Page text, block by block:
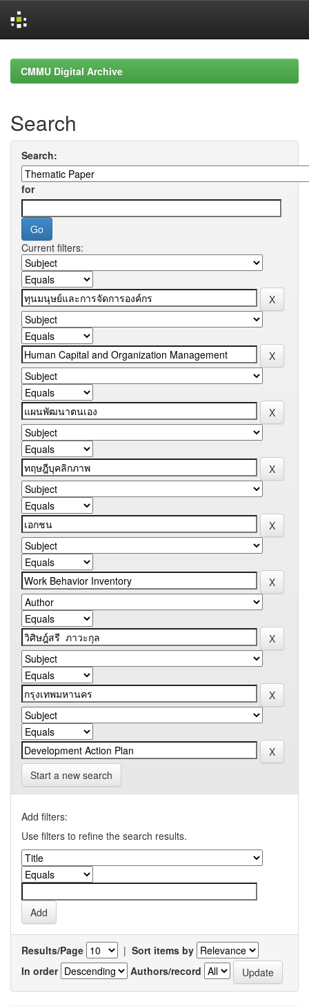
navigationCMMU Digital Archive
Search
Search:
for
Current filters:
Start a new search
Add filters:
Use filters to refine the search results.
Results/Page | Sort items by
In order
Authors/record